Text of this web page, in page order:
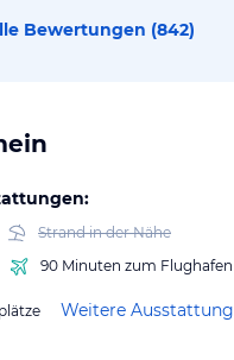
Bewertungen (842)
Strand in der Nähe
90 Minuten zum Flughafen
Weitere Ausstattung